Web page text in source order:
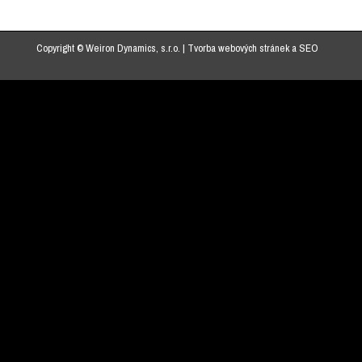
Copyright © Weiron Dynamics, s.r.o. | Tvorba webových stráneka SEO